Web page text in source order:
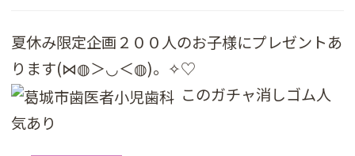
夏休み限定企画２００人のお子様にプレゼントあ
ります(⋈◍＞◡＜◍)。✧♡
このガチャ消しゴム人
気あり